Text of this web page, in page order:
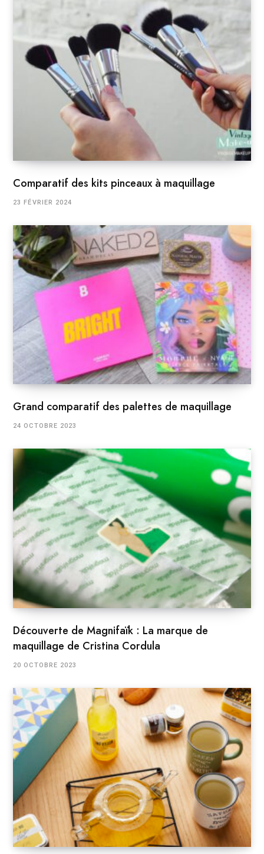
Comparatif des kits pinceaux à maquillage
23 FÉVRIER 2024
Grand comparatif des palettes de maquillage
24 OCTOBRE 2023
Découverte de Magnifaïk : La marque de
maquillage de Cristina Cordula
20 OCTOBRE 2023